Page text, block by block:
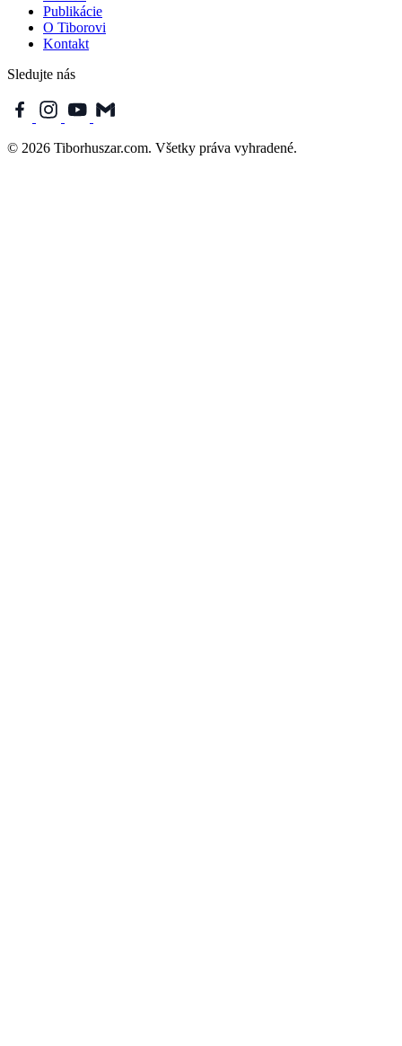
Publikácie
O Tiborovi
Kontakt
Sledujte nás
© 2026 Tiborhuszar.com. Všetky práva vyhradené.